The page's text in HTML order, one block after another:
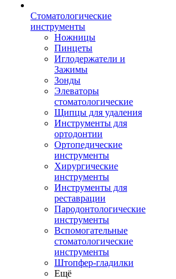
Стоматологические
инструменты
Ножницы
Пинцеты
Иглодержатели и
Зажимы
Зонды
Элеваторы
стоматологические
Щипцы для удаления
Инструменты для
ортодонтии
Ортопедические
инструменты
Хирургические
инструменты
Инструменты для
реставрации
Пародонтологические
инструменты
Вспомогательные
стоматологические
инструменты
Штопфер-гладилки
Ещё